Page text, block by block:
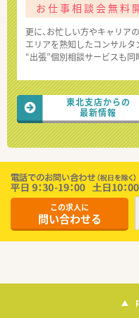
お仕事相談会無料
更に、お忙しい方やキャリア
エリアを熟知したコンサルタ
“出張”個別相談サービスも同
東北支店からの
最新情報
この求人に
問い合わせる